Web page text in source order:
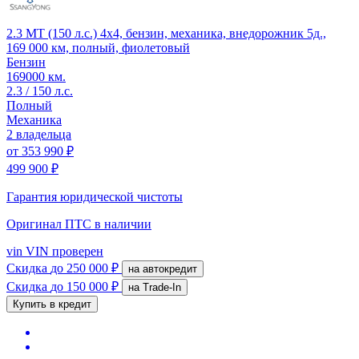
2.3 MT (150 л.с.) 4x4, бензин, механика, внедорожник 5д.,
169 000 км, полный, фиолетовый
Бензин
169000 км.
2.3 / 150 л.с.
Полный
Механика
2 владельца
от 353 990 ₽
499 900 ₽
Гарантия юридической чистоты
Оригинал ПТС в наличии
vin VIN проверен
Скидка до 250 000 ₽ на автокредит
Скидка до 150 000 ₽
на Trade-In
Купить в кредит